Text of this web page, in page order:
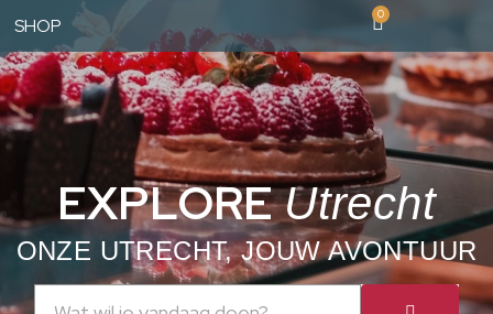
SHOP
0
EXPLOREUtrecht
ONZE UTRECHT, JOUW AVONTUUR